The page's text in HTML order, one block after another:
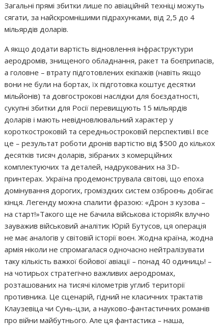
Загальні прямі збитки лише по авіаційній техніці можуть
сягати, за найскромнішими підрахунками, від 2,5 до 4
мільярдів доларів.
А якщо додати вартість відновлення інфраструктури
аеродромів, знищеного обладнання, ракет та боєприпасів,
а головне – втрату підготовлених екіпажів (навіть якщо
вони не були на бортах, їх підготовка коштує десятки
мільйонів) та довгострокові наслідки для боєздатності,
сукупні збитки для Росії перевищують 15 мільярдів
доларів і мають невідновлювальний характер у
короткостроковій та середньостроковій перспективі.І все
це – результат роботи дронів вартістю від $500 до кількох
десятків тисяч доларів, зібраних з комерційних
комплектуючих та деталей, надрукованих на 3D-
принтерах. Україна продемонструвала світові, що епоха
домінування дорогих, громіздких систем озброєнь добігає
кінця. Легенду можна спалити фразою: «Дрон з кузова –
на старт!»Такого ще не бачила військова історіяЯк влучно
зауважив військовий аналітик Юрій Бутусов, ця операція
не має аналогів у світовій історії воєн. Жодна країна, жодна
армія ніколи не спромагалася одночасно нейтралізувати
таку кількість важкої бойової авіації – понад 40 одиниць! –
на чотирьох стратегічно важливих аеродромах,
розташованих на тисячі кілометрів углиб території
противника. Це сценарій, гідний не класичних трактатів
Клаузевіца чи Сунь-цзи, а науково-фантастичних романів
про війни майбутнього. Але ця фантастика – наша,